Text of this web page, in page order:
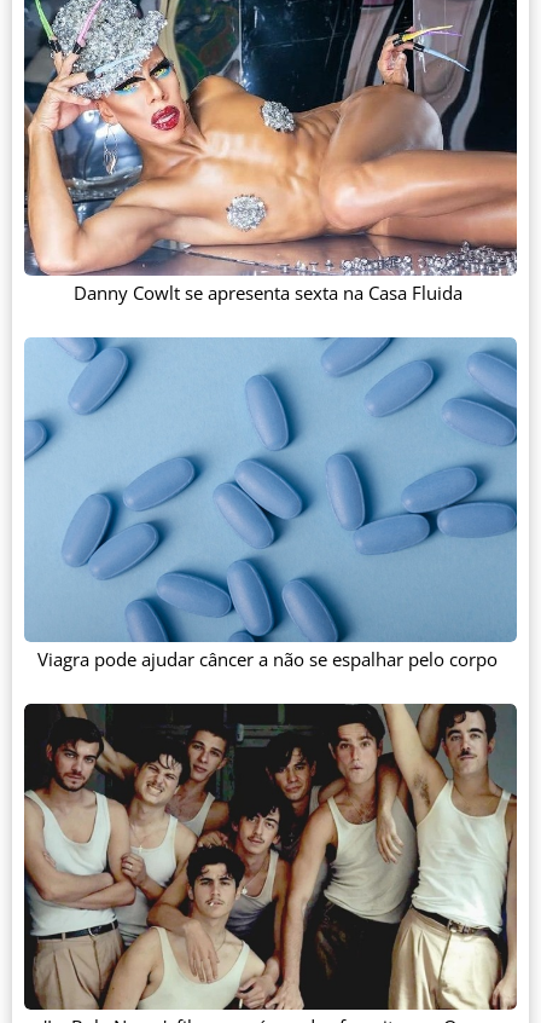
Danny Cowlt se apresenta sexta na Casa Fluida
Viagra pode ajudar câncer a não se espalhar pelo corpo